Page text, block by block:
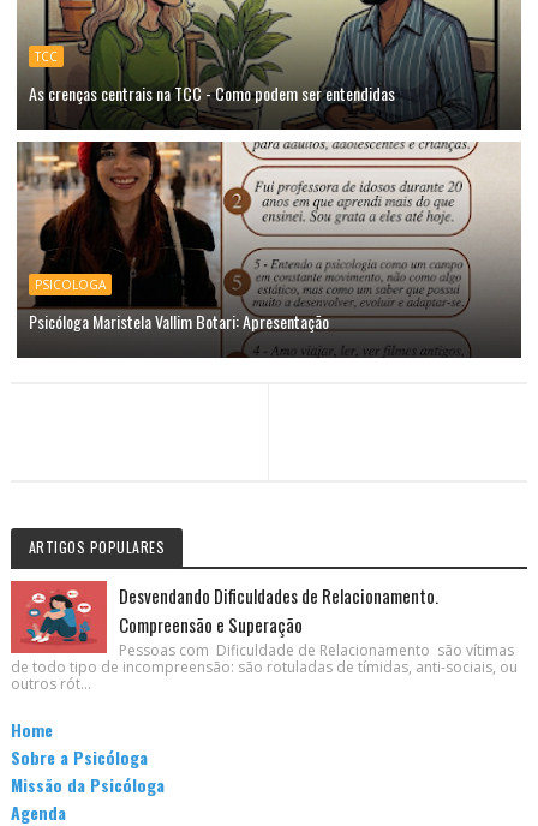
TCC
As crenças centrais na TCC - Como podem ser entendidas
PSICOLOGA
Psicóloga Maristela Vallim Botari: Apresentação
ARTIGOS POPULARES
Desvendando Dificuldades de Relacionamento.
Compreensão e Superação
Pessoas com Dificuldade de Relacionamento são vítimas
de todo tipo de incompreensão: são rotuladas de tímidas, anti-sociais, ou
outros rót...
Home
Sobre a Psicóloga
Missão da Psicóloga
Agenda